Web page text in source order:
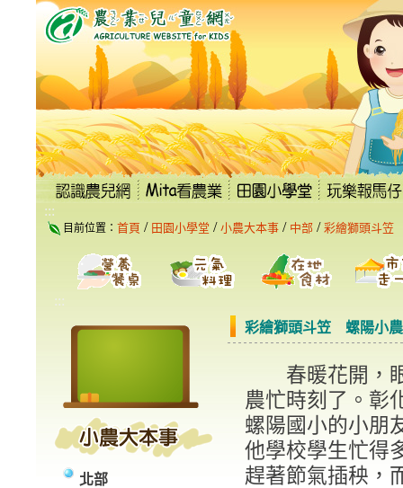
到
要
內
容
區
塊
:::
目前位置： 首頁 / 田園小學堂 / 小農大本事 / 中部 / 彩繪獅頭斗笠
:::
北部
彩繪獅頭斗笠 螺陽小
春暖花開，
農忙時刻了。彰
螺陽國小的小朋
他學校學生忙得
趕著節氣插秧，